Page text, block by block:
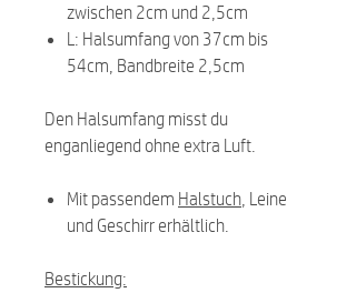
zwischen 2cm und 2,5cm
L: Halsumfang von 37cm bis
54cm, Bandbreite 2,5cm
Den Halsumfang misst du
enganliegend ohne extra Luft.
Mit passendem Halstuch , Leine
und Geschirr erhältlich.
Bestickung: